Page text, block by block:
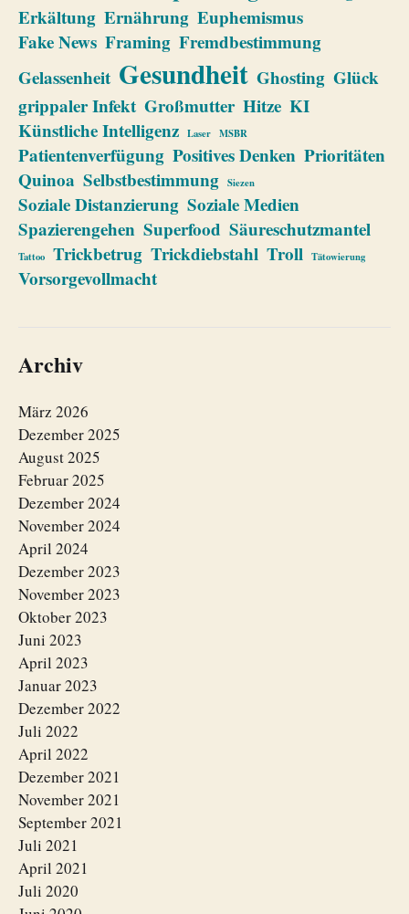
Erkältung Ernährung Euphemismus
Fake News Framing Fremdbestimmung
Gelassenheit Gesundheit Ghosting Glück
grippaler Infekt Großmutter Hitze KI
Künstliche Intelligenz Laser MSBR
Patientenverfügung Positives Denken Prioritäten
Quinoa Selbstbestimmung Siezen
Soziale Distanzierung Soziale Medien
Spazierengehen Superfood Säureschutzmantel
Tattoo Trickbetrug Trickdiebstahl Troll Tätowierung
Vorsorgevollmacht
Archiv
März 2026
Dezember 2025
August 2025
Februar 2025
Dezember 2024
November 2024
April 2024
Dezember 2023
November 2023
Oktober 2023
Juni 2023
April 2023
Januar 2023
Dezember 2022
Juli 2022
April 2022
Dezember 2021
November 2021
September 2021
Juli 2021
April 2021
Juli 2020